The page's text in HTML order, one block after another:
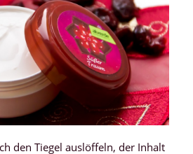
den Tiegel auslöffeln, der Inhalt